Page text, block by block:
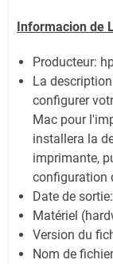
Informacion de
Producteur:
La
configurer
Mac pour
installera la
imprimante,
configuration
Date de sortie:
Matériel
Version du
Nom de